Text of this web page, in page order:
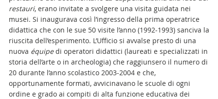
restauri, erano invitate a svolgere una visita guidata nei
musei. Si inaugurava così l’ingresso della prima operatrice
didattica che con le sue 50 visite l’anno (1992-1993) sanciva la
riuscita dell’esperimento. L’Ufficio si avvalse presto di una
nuova équipedi operatori didattici (laureati e specializzati in
storia dell’arte o in archeologia) che raggiunsero il numero di
20 durante l’anno scolastico 2003-2004 e che,
opportunamente formati, avvicinavano le scuole di ogni
ordine e grado ai compiti di alta funzione educativa dei